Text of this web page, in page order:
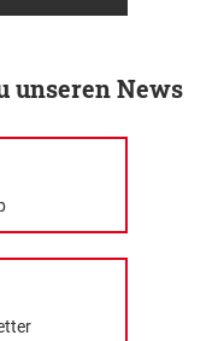
unseren News